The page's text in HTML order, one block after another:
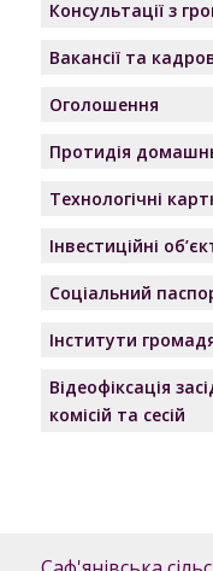
Консультації з
Вакансії та
Оголошення
Протидія
Технологічні
Інвестиційні
Соціальний
Інститути
Відеофіксація
комісій та сесій